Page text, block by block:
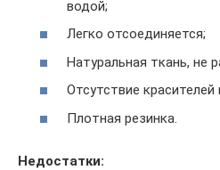
водой;
Легко отсоединяется;
Натуральная ткань, не
Отсутствие красителей
Плотная резинка.
Недостатки: